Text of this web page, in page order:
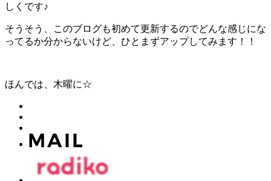
しくです♪
そうそう、このブログも初めて更新するのでどんな感じにな
ってるか分からないけど、ひとまずアップしてみます！！
ほんでは、木曜に☆